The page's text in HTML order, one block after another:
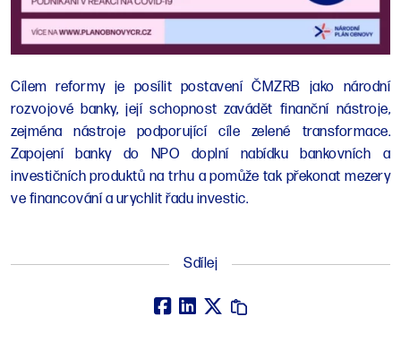
Cílem reformy je posílit postavení ČMZRB jako národní
rozvojové banky, její schopnost zavádět finanční nástroje,
zejména nástroje podporující cíle zelené transformace.
Zapojení banky do NPO doplní nabídku bankovních a
investičních produktů na trhu a pomůže tak překonat mezery
ve financování a urychlit řadu investic.
Sdílej